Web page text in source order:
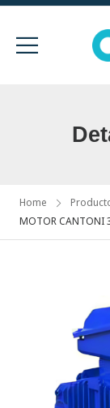
Home
MOTOR CANTONI